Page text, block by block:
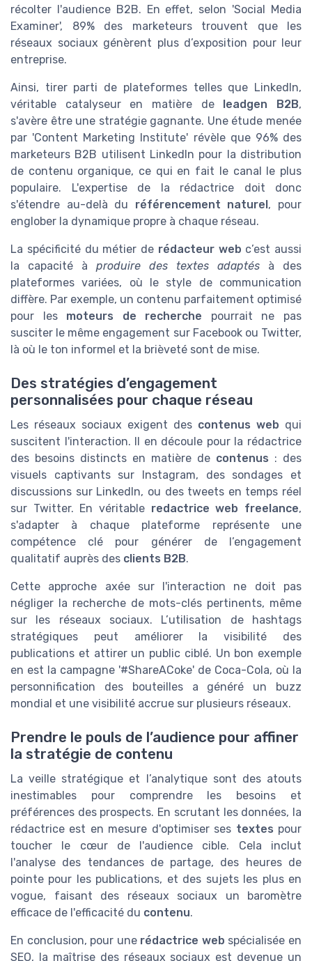
récolter l'audience B2B. En effet, selon 'Social Media
Examiner', 89% des marketeurs trouvent que les
réseaux sociaux génèrent plus d’exposition pour leur
entreprise.
Ainsi, tirer parti de plateformes telles que LinkedIn,
véritable catalyseur en matière de leadgen B2B,
s'avère être une stratégie gagnante. Une étude menée
par 'Content Marketing Institute' révèle que 96% des
marketeurs B2B utilisent LinkedIn pour la distribution
de contenu organique, ce qui en fait le canal le plus
populaire. L'expertise de la rédactrice doit donc
s'étendre au-delà du référencement naturel, pour
englober la dynamique propre à chaque réseau.
La spécificité du métier de rédacteur web c’est aussi
la capacité à produire des textes adaptés à des
plateformes variées, où le style de communication
diffère. Par exemple, un contenu parfaitement optimisé
pour les moteurs de recherche pourrait ne pas
susciter le même engagement sur Facebook ou Twitter,
là où le ton informel et la brièveté sont de mise.
Des stratégies d’engagement
personnalisées pour chaque réseau
Les réseaux sociaux exigent des contenus web qui
suscitent l'interaction. Il en découle pour la rédactrice
des besoins distincts en matière de contenus : des
visuels captivants sur Instagram, des sondages et
discussions sur LinkedIn, ou des tweets en temps réel
sur Twitter. En véritable redactrice web freelance,
s'adapter à chaque plateforme représente une
compétence clé pour générer de l’engagement
qualitatif auprès des clients B2B.
Cette approche axée sur l'interaction ne doit pas
négliger la recherche de mots-clés pertinents, même
sur les réseaux sociaux. L’utilisation de hashtags
stratégiques peut améliorer la visibilité des
publications et attirer un public ciblé. Un bon exemple
en est la campagne '#ShareACoke' de Coca-Cola, où la
personnification des bouteilles a généré un buzz
mondial et une visibilité accrue sur plusieurs réseaux.
Prendre le pouls de l’audience pour affiner
la stratégie de contenu
La veille stratégique et l’analytique sont des atouts
inestimables pour comprendre les besoins et
préférences des prospects. En scrutant les données, la
rédactrice est en mesure d'optimiser ses textes pour
toucher le cœur de l'audience cible. Cela inclut
l'analyse des tendances de partage, des heures de
pointe pour les publications, et des sujets les plus en
vogue, faisant des réseaux sociaux un baromètre
efficace de l'efficacité du contenu.
En conclusion, pour une rédactrice web spécialisée en
SEO, la maîtrise des réseaux sociaux est devenue un